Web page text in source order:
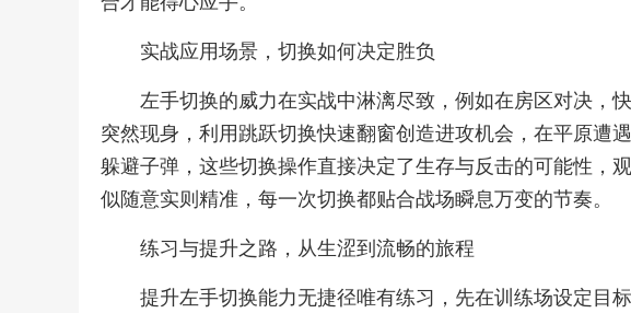
实战应用场景，切换如何决定胜负
左手切换的威力在实战中淋漓尽致，例如在房区对决，
突然现身，利用跳跃切换快速翻窗创造进攻机会，在平原遭
躲避子弹，这些切换操作直接决定了生存与反击的可能性，
似随意实则精准，每一次切换都贴合战场瞬息万变的节奏。
练习与提升之路，从生涩到流畅的旅程
提升左手切换能力无捷径唯有练习，先在训练场设定目